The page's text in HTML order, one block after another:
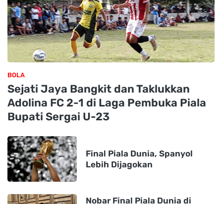
BOLA
Sejati Jaya Bangkit dan Taklukkan
Adolina FC 2-1 di Laga Pembuka Piala
Bupati Sergai U-23
Final Piala Dunia, Spanyol
Lebih Dijagokan
Nobar Final Piala Dunia di